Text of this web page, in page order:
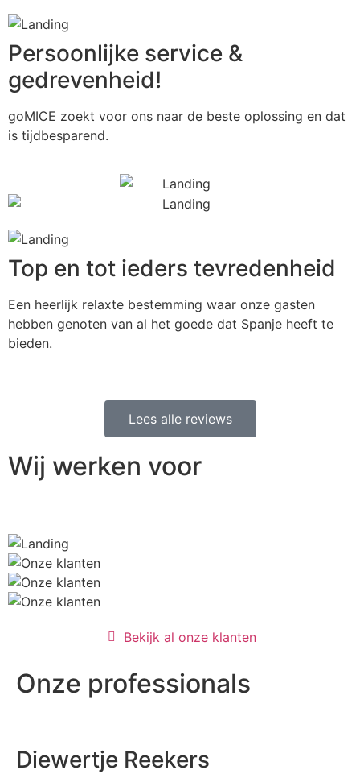
Persoonlijke service &
gedrevenheid!
goMICE zoekt voor ons naar de beste oplossing en dat
is tijdbesparend.
Top en tot ieders tevredenheid
Een heerlijk relaxte bestemming waar onze gasten
hebben genoten van al het goede dat Spanje heeft te
bieden.
Lees alle reviews
Wij werken voor
Bekijk al onze klanten
Onze professionals
Diewertje Reekers